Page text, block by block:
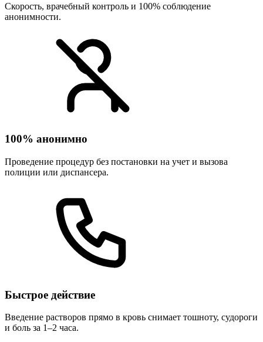
Скорость, врачебный контроль и 100% соблюдение
анонимности.
100% анонимно
Проведение процедур без постановки на учет и вызова
полиции или диспансера.
Быстрое действие
Введение растворов прямо в кровь снимает тошноту, судороги
и боль за 1–2 часа.